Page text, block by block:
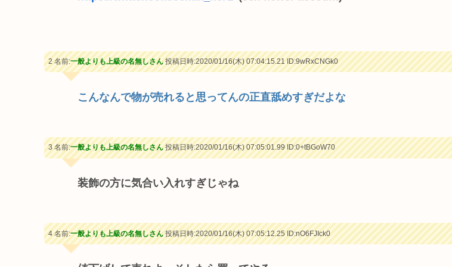
2 名前:一般よりも上級の名無しさん投稿日時:2020/01/16(木) 07:04:15.21ID:9wRxCNGk0
こんなんで物が売れると思ってんの正直舐めすぎだよな
3 名前:一般よりも上級の名無しさん投稿日時:2020/01/16(木) 07:05:01.99ID:0+tBGoW70
装飾の方に気合い入れすぎじゃね
4 名前:一般よりも上級の名無しさん投稿日時:2020/01/16(木) 07:05:12.25ID:nO6FJIck0